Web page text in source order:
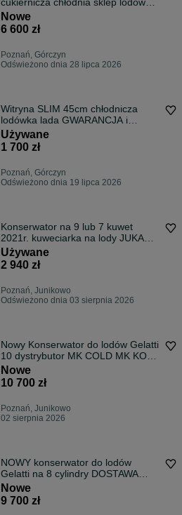
cukiernicza chłodnia sklep lodówka
DOSTAWA CAŁY KRAJ na ciasta
Nowe
6 600 zł
Poznań, Górczyn
Odświeżono dnia 28 lipca 2026
Witryna SLIM 45cm chłodnicza
lodówka lada GWARANCJA i
DOSTAWA kraj chłodnia sklep bar
kebab
Używane
1 700 zł
Poznań, Górczyn
Odświeżono dnia 19 lipca 2026
Konserwator na 9 lub 7 kuwet
2021r. kuweciarka na lody JUKA
M400Q zamrażarka witryna
DOSTAWA do lodów gałkowych
Używane
2 940 zł
Poznań, Junikowo
Odświeżono dnia 03 sierpnia 2026
Nowy Konserwator do lodów Gelatti
10 dystrybutor MK COLD MK KOMI
DOSTAWA na lody cylindry
GELLATTI
Nowe
10 700 zł
Poznań, Junikowo
02 sierpnia 2026
NOWY konserwator do lodów
Gelatti na 8 cylindry DOSTAWA
GRATIS ! dystrybutor na lody
witryna MK COLD MK KOMI
Nowe
9 700 zł